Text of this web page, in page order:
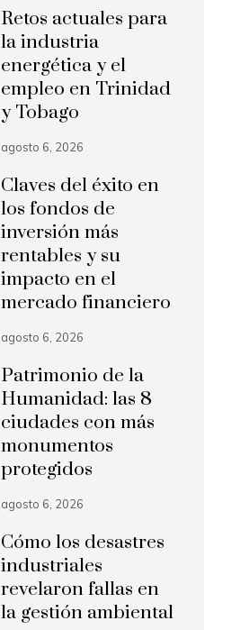
Retos actuales para
la industria
energética y el
empleo en Trinidad
y Tobago
agosto 6, 2026
Claves del éxito en
los fondos de
inversión más
rentables y su
impacto en el
mercado financiero
agosto 6, 2026
Patrimonio de la
Humanidad: las 8
ciudades con más
monumentos
protegidos
agosto 6, 2026
Cómo los desastres
industriales
revelaron fallas en
la gestión ambiental